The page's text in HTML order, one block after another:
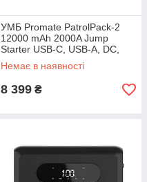
УМБ Promate PatrolPack-2
12000 mAh 2000A Jump
Starter USB-С, USB-А, DC,
LED Black (patrolpack-2)
Немає в наявності
8 399 ₴